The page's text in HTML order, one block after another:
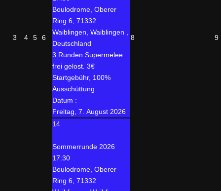
3 4 5 6
Boulodrome, Oberer
Ring 6, 71332
Waiblingen, Waiblingen ,
Deutschland
3 Runden Supermelee
frei gelost. 3€
Startgebühr, 100%
Ausschüttung
Datum :
Freitag, 7. August 2026
8 9
14
Sommerrunde 2026
17:30
Boulodrome, Oberer
Ring 6, 71332